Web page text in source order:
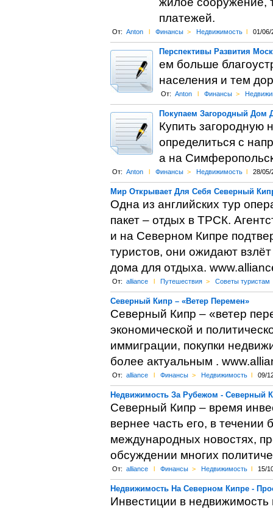
платежей.
От: Anton l Финансы > Недвижимость l 01/06/
Перспективы Развития
ем больше
населения и тем
От: Anton l Финансы >
Покупаем Загородный Дом
Купить загородную
определиться с
а на
От: Anton l Финансы > Недвижимость l 28/05/
Мир Открывает Для Себя Северный
Одна из английских тур
пакет – отдых в ТРСК.
и на Северном Кипре
туристов, они ожидают
дома для отдыха.
От: alliance l Путешествия > Советы туристам
Северный Кипр – «Ветер Перемен»
Северный Кипр – «ветер
экономической и
иммиграции, покупки
более актуальным .
От: alliance l Финансы > Недвижимость l 09/
Недвижимость За Рубежом - Северный
Северный Кипр – время
вернее часть его, в течении
международных новостях,
обсуждении многих
От: alliance l Финансы > Недвижимость l 15/
Недвижимость На Северном Кипре -
Инвестиции в